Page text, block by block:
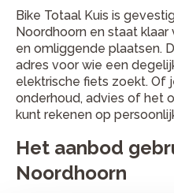
Bike Totaal Kuis is
Noordhoorn en staat
en omliggende plaatsen.
adres voor wie een
elektrische fiets zoekt. Of
onderhoud, advies of het
kunt rekenen op
Het aanbod
Noordhoorn